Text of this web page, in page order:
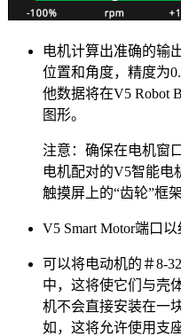
电机计算出准确的输
位置和角度，精度为
他数据将在V5 Robot
图形。
注意：确保在电机窗
电机配对的V5智能电
触摸屏上的“齿轮”框
V5 Smart Motor端口
可以将电动机的＃8-
中，这将使它们与壳
机不会直接安装在一
如，这将允许使用支